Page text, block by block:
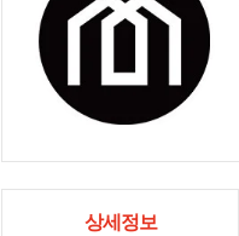
상세정보